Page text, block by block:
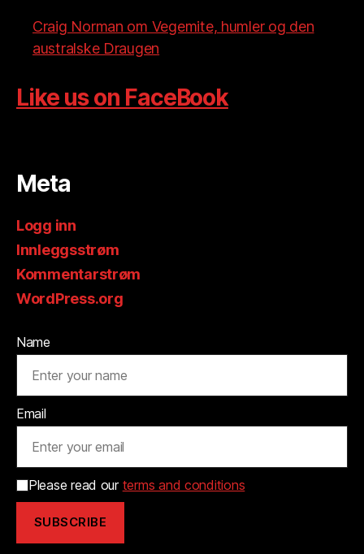
Craig Norman om Vegemite, humler og den
australske Draugen
Like us on FaceBook
Meta
Logg inn
Innleggsstrøm
Kommentarstrøm
WordPress.org
Name
Email
Please read our terms and conditions